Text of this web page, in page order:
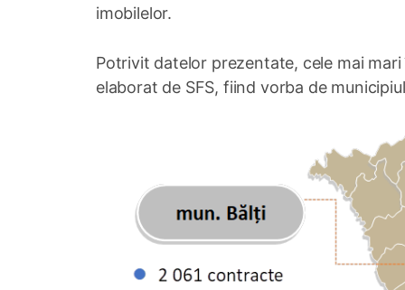
imobilelor.
Potrivit datelor prezentate, cele mai
elaborat de SFS, fiind vorba de